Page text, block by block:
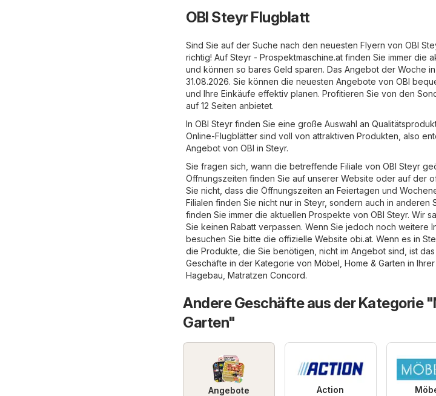
OBI Steyr Flugblatt
Sind Sie auf der Suche nach den neuesten Flyern von OBI
richtig! Auf Steyr - Prospektmaschine.at finden Sie immer die
und können so bares Geld sparen. Das Angebot der Woche
31.08.2026. Sie können die neuesten Angebote von OBI
und Ihre Einkäufe effektiv planen. Profitieren Sie von den
auf 12 Seiten anbietet.
In OBI Steyr finden Sie eine große Auswahl an
Online-Flugblätter sind voll von attraktiven Produkten, also
Angebot von OBI in Steyr.
Sie fragen sich, wann die betreffende Filiale von OBI Steyr
Öffnungszeiten finden Sie auf unserer Website oder auf der
Sie nicht, dass die Öffnungszeiten an Feiertagen und
Filialen finden Sie nicht nur in Steyr, sondern auch in anderen
finden Sie immer die aktuellen Prospekte von OBI Steyr. Wir
Sie keinen Rabatt verpassen. Wenn Sie jedoch noch weitere
besuchen Sie bitte die offizielle Website obi.at. Wenn es in
die Produkte, die Sie benötigen, nicht im Angebot sind, ist
Geschäfte in der Kategorie von Möbel, Home & Garten in
Hagebau Matratzen Concord.
Andere Geschäfte aus der Kategorie
Garten"
Angebote Action